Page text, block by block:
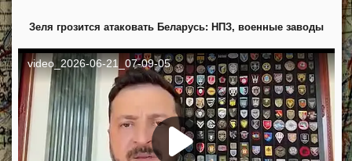
Зеля грозится атаковать Беларусь: НПЗ, военные заводы